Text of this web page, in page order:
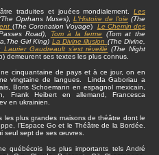
traduites et jouées mondialement. Les
Oprhans Muses) L'Histoire de l'oie (The
(The Coronation Voyage) Le Chemin des
Road) Tom à la ferme
(Tom at the
Girl King) La Divine illusion (The Divine,
Gaudreault s’est réveillé (The Night
demeurent ses textes les plus connus.
cinquantaine de pays et à ce jour, on en
vingtaine de langues. Linda Gaboriau a
Boris Schoemann en espagnol mexicain,
Frank Heibert en allemand, Francesca
en ukrainien.
plus grandes maisons de théâtre dont le
l’Espace Go et le Théâtre de la Bordée.
seul sept de ses œuvres.
québécois les plus importants tels André